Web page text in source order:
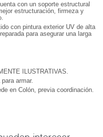
con un soporte estructural
estructuración, firmeza y
con pintura exterior UV de alta
para asegurar una larga
ILUSTRATIVAS.
armar.
en Colón, previa coordinación.